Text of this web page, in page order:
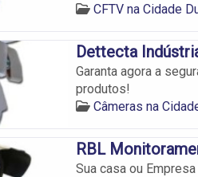
CFTV na Cidade
Dettecta
Garanta agora a
produtos!
Câmeras na
RBL
Sua casa ou